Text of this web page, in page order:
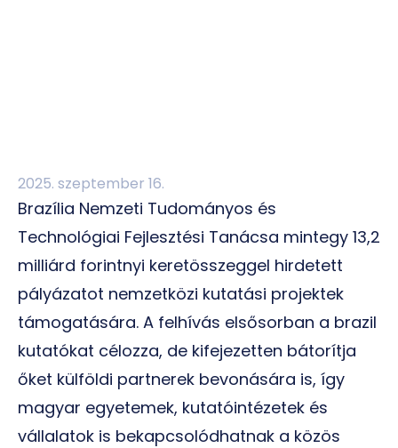
2025. szeptember 16.
Brazília Nemzeti Tudományos és
Technológiai Fejlesztési Tanácsa mintegy 13,2
milliárd forintnyi keretösszeggel hirdetett
pályázatot nemzetközi kutatási projektek
támogatására. A felhívás elsősorban a brazil
kutatókat célozza, de kifejezetten bátorítja
őket külföldi partnerek bevonására is, így
magyar egyetemek, kutatóintézetek és
vállalatok is bekapcsolódhatnak a közös